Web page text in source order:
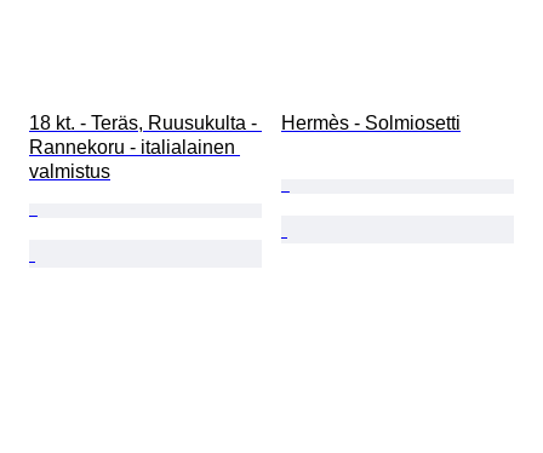
18 kt. - Teräs, Ruusukulta -
Rannekoru - italialainen
valmistus
Hermès - Solmiosetti